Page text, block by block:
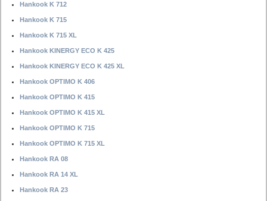
Hankook K 712
Hankook K 715
Hankook K 715 XL
Hankook KINERGY ECO K 425
Hankook KINERGY ECO K 425 XL
Hankook OPTIMO K 406
Hankook OPTIMO K 415
Hankook OPTIMO K 415 XL
Hankook OPTIMO K 715
Hankook OPTIMO K 715 XL
Hankook RA 08
Hankook RA 14 XL
Hankook RA 23